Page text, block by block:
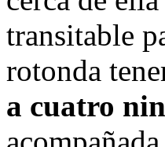
transitable
rotonda
a cuatro